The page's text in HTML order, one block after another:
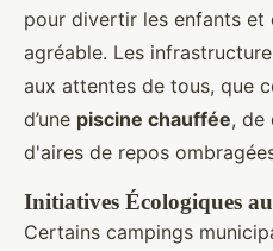
pour divertir les enfants
agréable. Les
aux attentes de tous, que
d’une piscine chauffée, de
d'aires de repos
Initiatives Écologiques
Certains campings